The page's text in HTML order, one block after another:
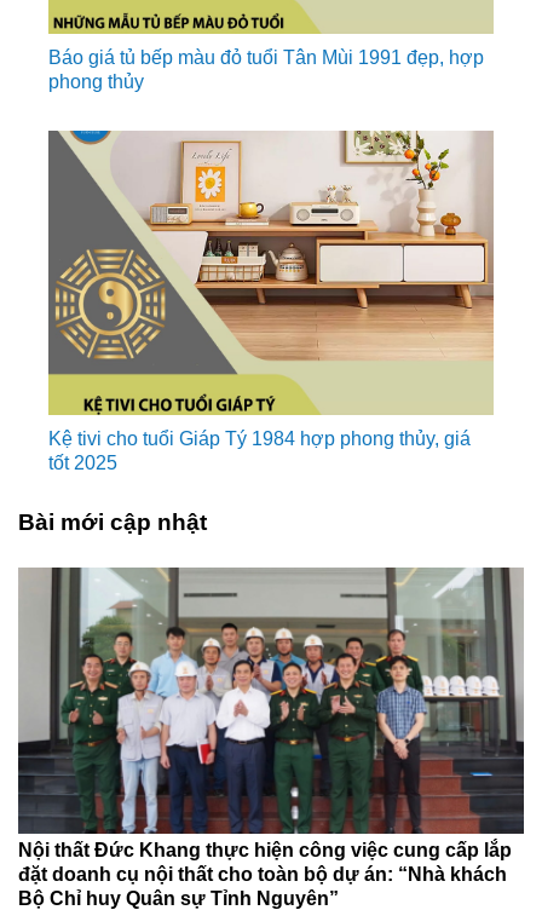
Báo giá tủ bếp màu đỏ tuổi Tân Mùi 1991 đẹp, hợp
phong thủy
Kệ tivi cho tuổi Giáp Tý 1984 hợp phong thủy, giá
tốt 2025
Bài mới cập nhật
Nội thất Đức Khang thực hiện công việc cung cấp lắp
đặt doanh cụ nội thất cho toàn bộ dự án: “Nhà khách
Bộ Chỉ huy Quân sự Tỉnh Nguyên”